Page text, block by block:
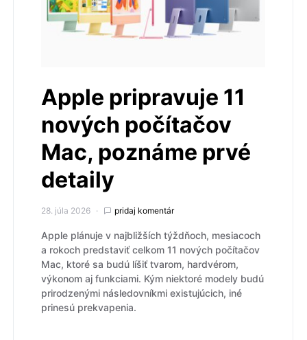
Apple pripravuje 11
nových počítačov
Mac, poznáme prvé
detaily
28. júla 2026 pridaj komentár
Apple plánuje v najbližších týždňoch, mesiacoch
a rokoch predstaviť celkom 11 nových počítačov
Mac, ktoré sa budú líšiť tvarom, hardvérom,
výkonom aj funkciami. Kým niektoré modely budú
prirodzenými následovníkmi existujúcich, iné
prinesú prekvapenia.